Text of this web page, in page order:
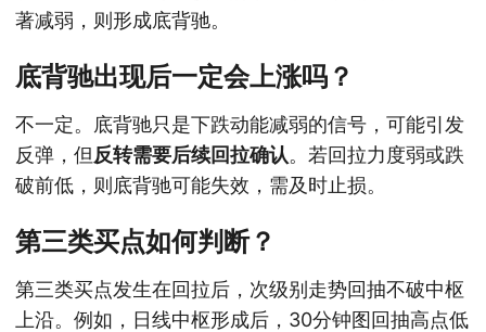
著减弱，则形成底背驰。
底背驰出现后一定会上涨吗？
不一定。底背驰只是下跌动能减弱的信号，可能引发
反弹，但反转需要后续回拉确认。若回拉力度弱或跌
破前低，则底背驰可能失效，需及时止损。
第三类买点如何判断？
第三类买点发生在回拉后，次级别走势回抽不破中枢
上沿。例如，日线中枢形成后，30分钟图回抽高点低